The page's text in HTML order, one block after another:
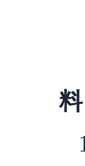
料